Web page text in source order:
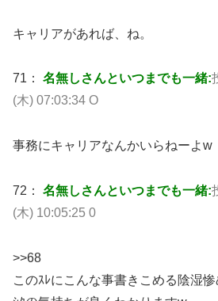
キャリアがあれば、ね。
71： 名無しさんといつまでも一緒:
(木) 07:03:34 O
事務にキャリアなんかいらねーよw
72： 名無しさんといつまでも一緒:
(木) 10:05:25 0
>>68
このｽﾚにこんな事書きこめる陰湿惨